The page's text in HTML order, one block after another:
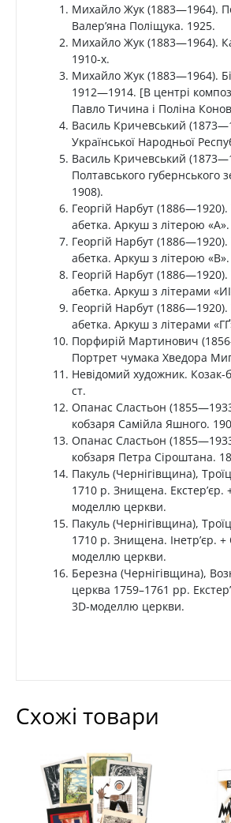
Михайло Жук (1883—1964).
Валер’яна Поліщука. 1925.
Михайло Жук (1883—1964).
1910-х.
Михайло Жук (1883—1964).
1912—1914. [В центрі
Павло Тичина і Поліна
Василь Кричевський
Української Народньої
Василь Кричевський
Полтавського губернського
1908).
Георгій Нарбут (1886—1920).
абетка. Аркуш з літерою
Георгій Нарбут (1886—1920).
абетка. Аркуш з літерою
Георгій Нарбут (1886—1920).
абетка. Аркуш з літерами
Георгій Нарбут (1886—1920).
абетка. Аркуш з літерами
Порфирій Мартинович
Портрет чумака Хведора
Невідомий художник. Козак-
ст.
Опанас Сластьон
кобзаря Самійла Яшного.
Опанас Сластьон
кобзаря Петра Сіроштана.
Пакуль (Чернігівщина),
1710 р. Знищена. Екстерʼєр.
моделлю церкви.
Пакуль (Чернігівщина),
1710 р. Знищена. Інетрʼєр. +
моделлю церкви.
Березна (Чернігівщина),
церква 1759–1761 рр.
3D-моделлю церкви.
Схожі товари